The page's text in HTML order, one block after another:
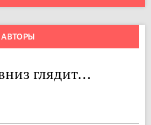
АВТОРЫ
глядит...